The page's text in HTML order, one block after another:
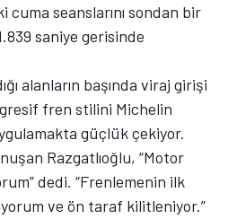
cuma seanslarını sondan bir
saniye gerisinde
alanların başında viraj girişi
fren stilini Michelin
güçlük çekiyor.
Razgatlıoğlu, “Motor
dedi. “Frenlemenin ilk
ve ön taraf kilitleniyor.”